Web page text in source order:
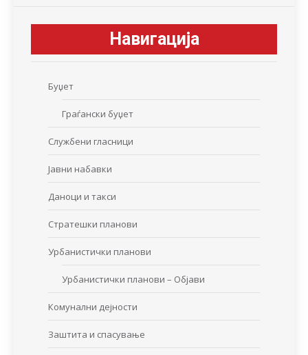
Навигација
Буџет
Граѓански буџет
Службени гласници
Јавни набавки
Даноци и такси
Стратешки планови
Урбанистички планови
Урбанистички планови – Објави
Комунални дејности
Заштита и спасување